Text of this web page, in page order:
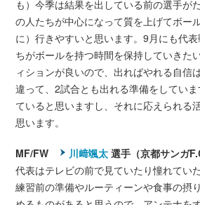
も）今季は結果を出している前の選手が
の人たちが中心になって質を上げてボー
に）行きやすいと思います。9月にも代
ちがボールを持つ時間を保持していきた
ィションが良いので、出ればやれる自信
違って、2試合とも出れる準備をしてい
ていると思いますし、それに応えられる
思います。
MF/FW 川﨑颯太 選手（京都サンガ
代表はテレビの前で見ていたり憧れてい
練習前の準備やルーティーンや食事の摂